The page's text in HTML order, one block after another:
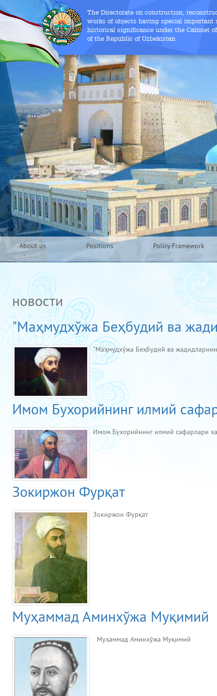
The Directorate on construction,
works of objects having special important
historical significance under the Cabinet
of the Republic of Uzbekistan
About us Positions Policy Framework
новости
"Маҳмудхўжа Беҳбудий ва
"Маҳмудхўжа Беҳбудий ва
Имом Бухорийнинг илмий
Имом Бухорийнинг илмий сафарлари
Зокиржон Фурқат
Зокиржон Фурқат
Муҳаммад Аминхўжа Муқимий
Муҳаммад Аминхўжа Муқимий